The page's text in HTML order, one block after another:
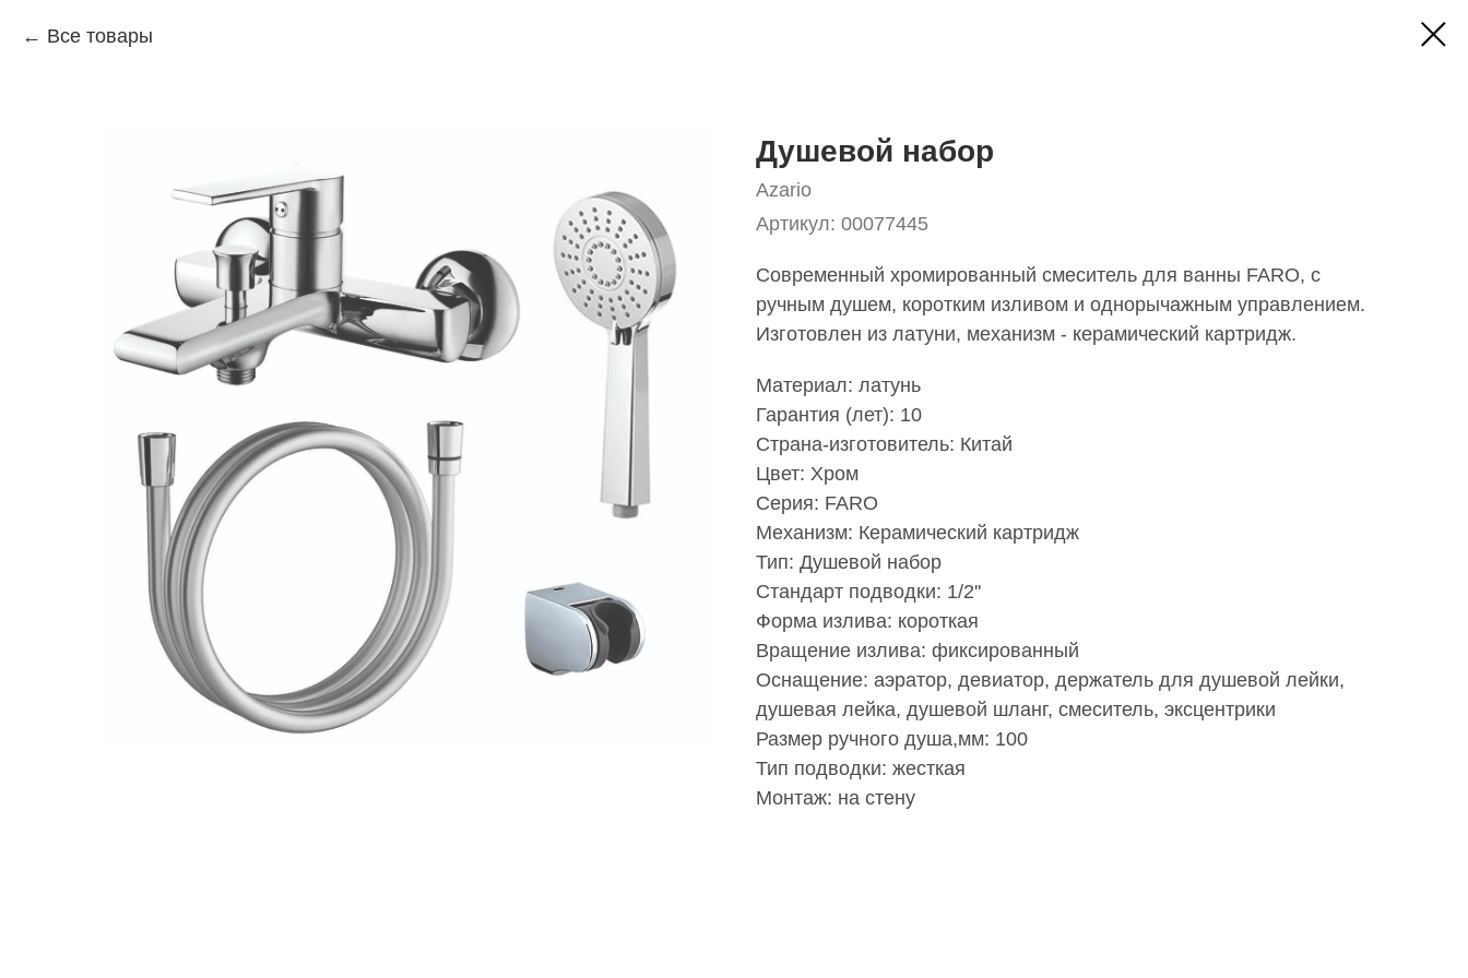
Все товары
Душевой набор
Azario
Артикул: 00077445
Современный хромированный смеситель для ванны FARO, с
ручным душем, коротким изливом и однорычажным управлением.
Изготовлен из латуни, механизм - керамический картридж.
Материал: латунь
Гарантия (лет): 10
Страна-изготовитель: Китай
Цвет: Хром
Серия: FARO
Механизм: Керамический картридж
Тип: Душевой набор
Стандарт подводки: 1/2''
Форма излива: короткая
Вращение излива: фиксированный
Оснащение: аэратор, девиатор, держатель для душевой лейки,
душевая лейка, душевой шланг, смеситель, эксцентрики
Размер ручного душа,мм: 100
Тип подводки: жесткая
Монтаж: на стену